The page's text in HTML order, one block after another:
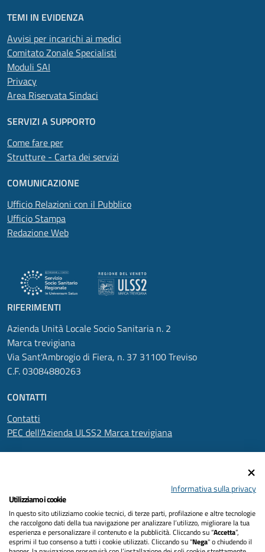
TEMI IN EVIDENZA
Avvisi per incarichi ai medici
Comitato Zonale Specialisti
Moduli SAI
Privacy
Area Riservata Sindaci
SERVIZI A SUPPORTO
Come fare per
Strutture - Carta dei servizi
COMUNICAZIONE
Ufficio Relazioni con il Pubblico
Ufficio Stampa
Redazione Web
RIFERIMENTI
Azienda Unità Locale Socio Sanitaria n. 2
Marca trevigiana
Via Sant'Ambrogio di Fiera, n. 37 31100 Treviso
C.F. 03084880263
CONTATTI
Contatti
PEC dell'Azienda ULSS2 Marca trevigiana
Informativa privacy
Dichiarazione di accessibilità
Informativa sulla privacy
Utilizziamo i cookie
In questo sito utilizziamo cookie tecnici, di terze parti, profilazione e altre tecnologie
che raccolgono dati della tua navigazione per analizzare l’utilizzo, migliorare la tua
esperienza e personalizzare il contenuto e la pubblicità. Cliccando su “Accetta”,
esprimi il tuo consenso a tutti i cookie utilizzati. Cliccando su "Nega" o chiudendo il